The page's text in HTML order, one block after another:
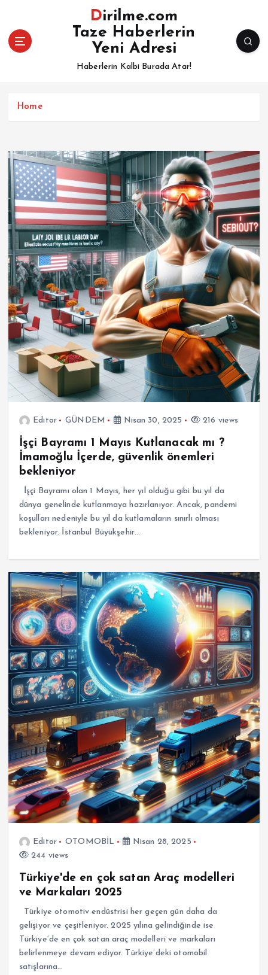
Dirilme.com
Taze Haberlerin
Yeni Adresi
Haberlerin Kalbi Burada Atar!
Home
Editor GÜNDEM Nisan 30, 2025 216 views
İşçi Bayramı 1 Mayıs Kutlanacak mı ?
İmamoğlu İçerde, güvenlik önemleri
bekleniyor
İşçi Bayramı olan 1 Mayıs, her yıl olduğu gibi bu yıl da
dünya genelinde kutlanmaya hazırlanıyor. Ancak, pandemi
koşulları nedeniyle bu yıl da kutlamaların sınırlı olması
bekleniyor. İstanbul Büyükşehir…
Editor OTOMOBİL
Nisan 28, 2025
244 views
Türkiye'de en çok satan Araç modelleri
ve Markaları 2025
Türkiye otomotiv endüstrisi her geçen gün daha da
gelişiyor ve çeşitleniyor. 2025 yılına gelindiğinde ise
Türkiye’de en çok satan araç modelleri ve markaları
belirlenmeye devam ediyor. Türkiye’deki otomobil
satışlarına…